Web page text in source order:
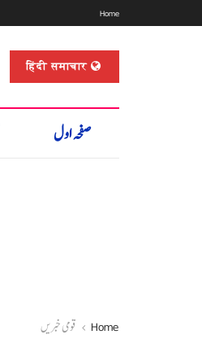
Home
हिंदी समाचार
صفحہ اول
Home قومی خبریں